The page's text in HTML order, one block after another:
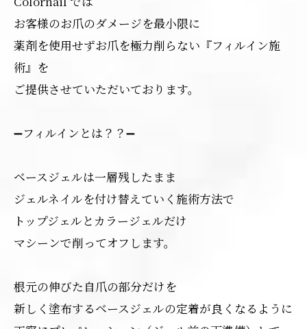
お客様のお爪のダメージを最小限に
薬剤を使用せずお爪を極力削らない『フィルイン施
術』を
ご提供させていただいております。
➖フィルインとは？？➖
ベースジェルは一層残したまま
ジェルネイルを付け替えていく施術方法で
トップジェルとカラージェルだけ
マシーンで削ってオフします。
根元の伸びた自爪の部分だけを
新しく塗布するベースジェルの定着が良くなるように